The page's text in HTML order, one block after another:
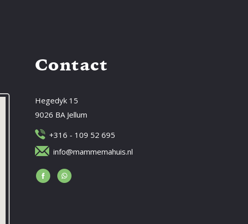
Contact
Hegedyk 15
9026 BA Jellum
+316 - 109 52 695
info@mammemahuis.nl